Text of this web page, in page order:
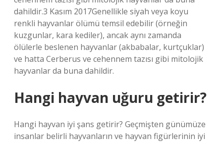
dahildir.3 Kasım 2017Genellikle siyah veya koyu
renkli hayvanlar ölümü temsil edebilir (örneğin
kuzgunlar, kara kediler), ancak aynı zamanda
ölülerle beslenen hayvanlar (akbabalar, kurtçuklar)
ve hatta Cerberus ve cehennem tazısı gibi mitolojik
hayvanlar da buna dahildir.
Hangi hayvan uğuru getirir?
Hangi hayvan iyi şans getirir? Geçmişten günümüze
insanlar belirli hayvanların ve hayvan figürlerinin iyi